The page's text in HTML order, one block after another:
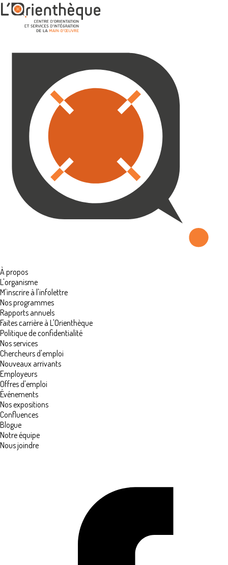
À propos
L'organisme
M'inscrire à l'infolettre
Nos programmes
Rapports annuels
Faites carrière à L'Orienthèque
Politique de confidentialité
Nos services
Chercheurs d'emploi
Nouveaux arrivants
Employeurs
Offres d'emploi
Événements
Nos expositions
Confluences
Blogue
Notre équipe
Nous joindre